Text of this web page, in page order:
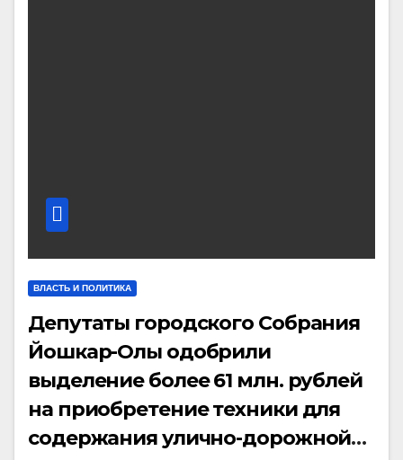
ВЛАСТЬ И ПОЛИТИКА
Депутаты городского Собрания
Йошкар-Олы одобрили
выделение более 61 млн. рублей
на приобретение техники для
содержания улично-дорожной